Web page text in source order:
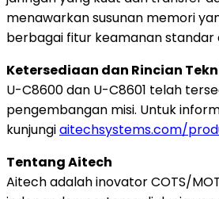
menawarkan susunan memori
berbagai fitur keamanan standar
Ketersediaan dan Rincian
U-C8600 dan U-C8601 telah
pengembangan misi. Untuk
kunjungiaitechsystems.com/
Tentang Aitech
Aitech adalah inovator COTS/